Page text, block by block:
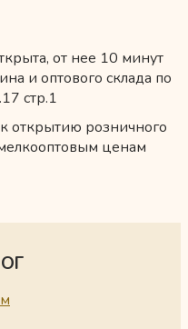
от нее 10 минут
и оптового склада по
стр.1
открытию розничного
ценам